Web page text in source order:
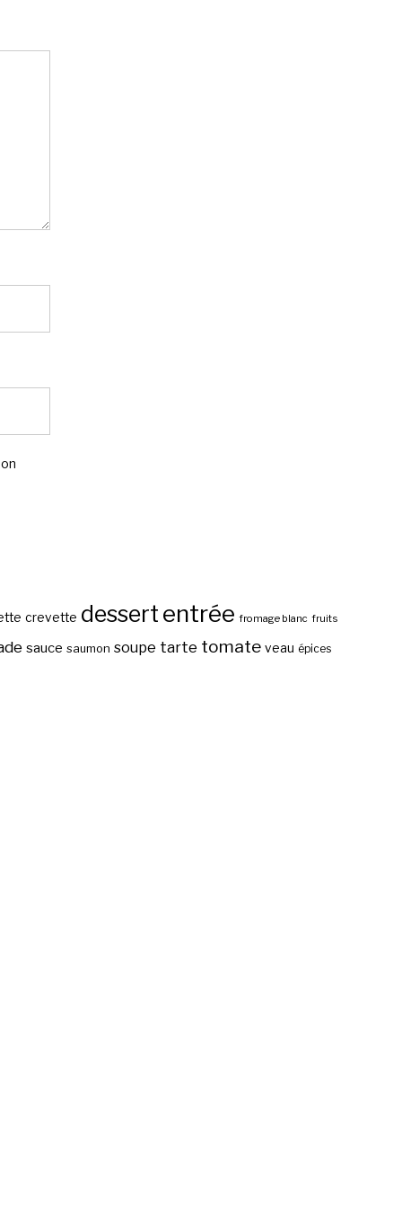
crevette dessert entrée fromage blanc fruits
sauce saumon soupe tarte tomate veau épices